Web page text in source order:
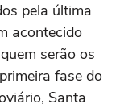
pela última
acontecido
serão os
fase do
Santa